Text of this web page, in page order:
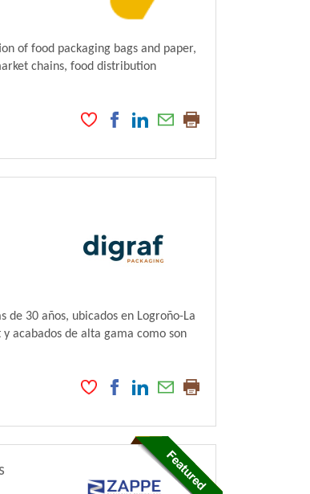
of food packaging bags and paper,
chains, food distribution
de 30 años, ubicados en Logroño-La
acabados de alta gama como son